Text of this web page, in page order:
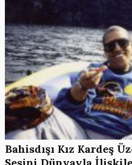
Bahisdışı Kız Kardeş